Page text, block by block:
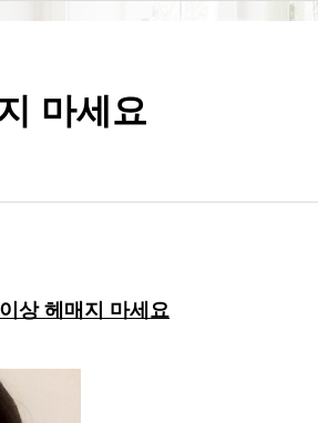
마세요
상 헤매지 마세요